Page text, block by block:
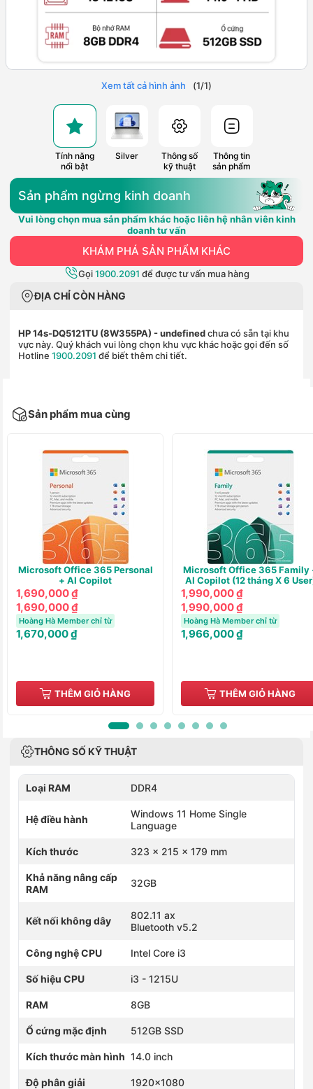
Xem tất cả hình ảnh (1/1)
Tính năng
nổi bật
Silver
Thông số
kỹ thuật
Thông tin
sản phẩm
Sản phẩm ngừng kinh doanh
Vui lòng chọn mua sản phẩm khác hoặc liên hệ nhân viên kinh
doanh tư vấn
KHÁM PHÁ SẢN PHẨM KHÁC
Gọi1900.2091 để được tư vấn mua hàng
ĐỊA CHỈ CÒN HÀNG
HP 14s-DQ5121TU (8W355PA) - undefinedchưa có sẵn tại khu
vực này. Quý khách vui lòng chọn khu vực khác hoặc gọi đến số
Hotline 1900.2091 để biết thêm chi tiết.
Sản phẩm mua cùng
Microsoft Office 365 Personal
+ AI Copilot
1,690,000 ₫
1,690,000 ₫
Hoàng Hà Member chỉ từ
1,670,000 ₫
THÊM GIỎ HÀNG
Microsoft Office 365 Family
AI Copilot (12 tháng X 6
1,990,000 ₫
1,990,000 ₫
Hoàng Hà Member chỉ từ
1,966,000 ₫
THÊM GIỎ HÀNG
THÔNG SỐ KỸ THUẬT
Loại RAM DDR4
Hệ điều hành
Windows 11 Home Single
Language
Kích thước 323 x 215 x 179 mm
Khả năng nâng cấp
RAM
32GB
Kết nối không dây
802.11 ax
Bluetooth v5.2
Công nghệ CPU Intel Core i3
Số hiệu CPU i3 - 1215U
RAM 8GB
Ổ cứng mặc định 512GB SSD
Kích thước màn hình 14.0 inch
Độ phân giải 1920×1080